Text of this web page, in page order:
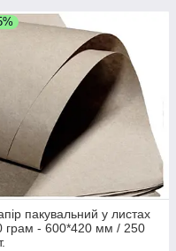
пакувальний у листах
грам - 600*420 мм / 250